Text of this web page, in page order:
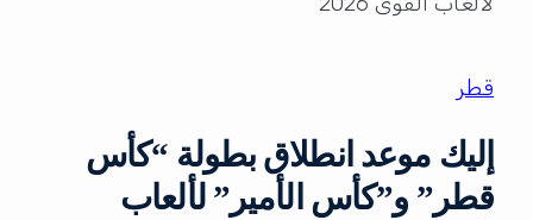
قطر
إليك موعد انطلاق بطولة “كأس
قطر” و”كأس الأمير” لألعاب